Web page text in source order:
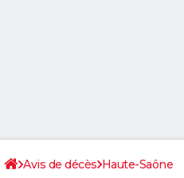
Avis de décès Haute-Saône